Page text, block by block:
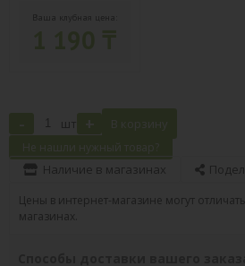
Ваша клубная цена:
- шт + В корзину
Не нашли нужный товар?
Наличие в магазинах
Цены в интернет-магазине могут
магазинах.